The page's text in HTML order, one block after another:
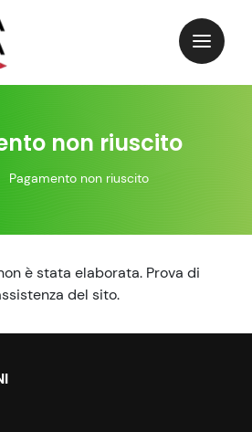
non riuscito
Pagamento non riuscito
è stata elaborata. Prova di
del sito.